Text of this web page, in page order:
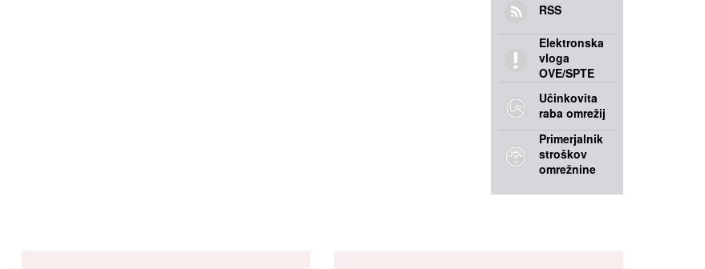
RSS
Elektronska
vloga
OVE/SPTE
Učinkovita
raba omrežij
Primerjalnik
stroškov
omrežnine